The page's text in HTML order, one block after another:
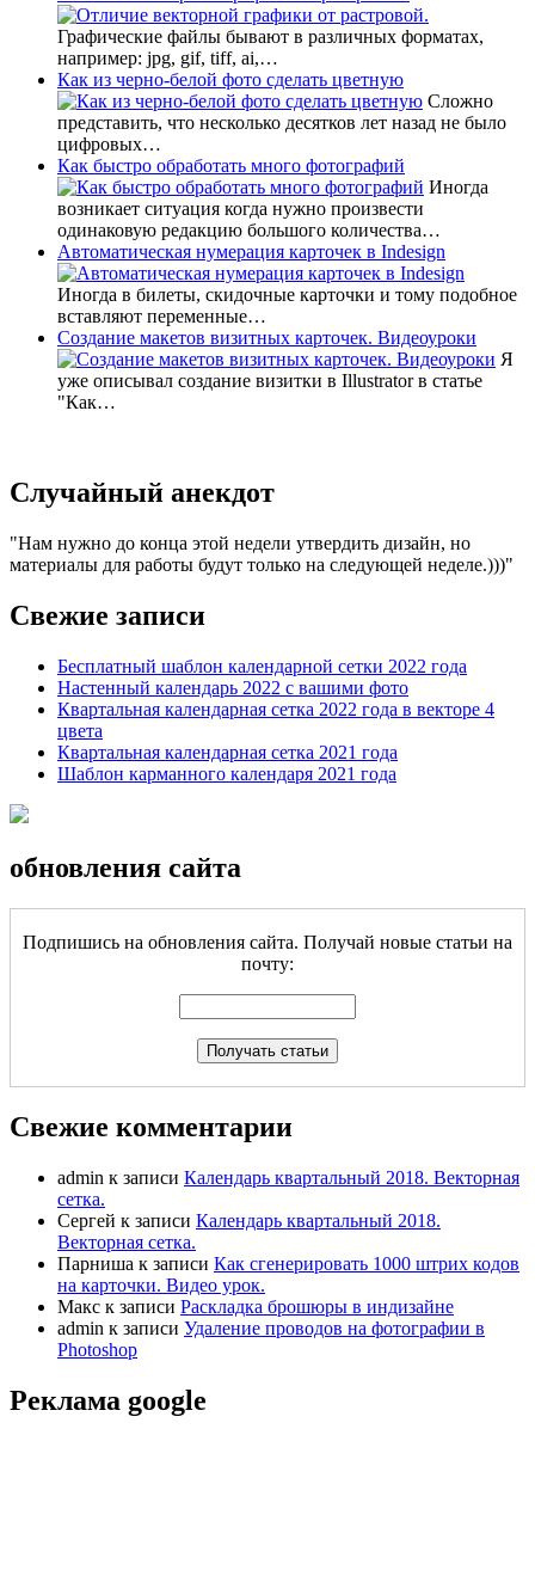
Графические файлы бывают в различных форматах,
например: jpg, gif, tiff, ai,…
Как из черно-белой фото сделать цветную
Сложно
представить, что несколько десятков лет назад не было
цифровых…
Как быстро обработать много фотографий
Иногда
возникает ситуация когда нужно произвести
одинаковую редакцию большого количества…
Автоматическая нумерация карточек в Indesign
Иногда в билеты, скидочные карточки и тому подобное
вставляют переменные…
Создание макетов визитных карточек. Видеоуроки
Я
уже описывал создание визитки в Illustrator в статье
"Как…
Случайный анекдот
Нам нужно до конца этой недели утвердить дизайн, но
материалы для работы будут только на следующей неделе.)))
Свежие записи
Бесплатный шаблон календарной сетки 2022 года
Настенный календарь 2022 с вашими фото
Квартальная календарная сетка 2022 года в векторе 4
цвета
Квартальная календарная сетка 2021 года
Шаблон карманного календаря 2021 года
обновления сайта
Подпишись на обновления сайта. Получай новые статьи на
почту:
Свежие комментарии
admin к записи Календарь квартальный 2018. Векторная
сетка.
Сергей к записи Календарь квартальный 2018.
Векторная сетка.
Парниша к записи Как сгенерировать 1000 штрих кодов
на карточки. Видео урок.
Макс к записи Раскладка брошюры в индизайне
admin к записи Удаление проводов на фотографии в
Photoshop
Реклама google